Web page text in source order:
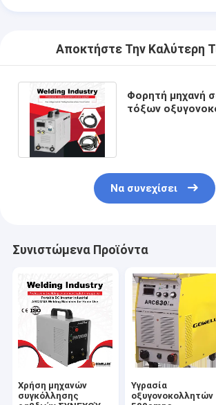
Αποκτήστε Την Καλύτερη
Φορητή μηχανή
τόξων
Να συνεχίσει
Συνιστώμενα Προϊόντα
Χρήση μηχανών
συγκόλλησης
Υγρασία
οξυγονοκολλητών